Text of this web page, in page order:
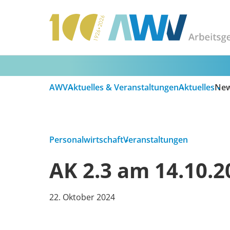
AWVAktuelles & VeranstaltungenAktuelles
PersonalwirtschaftVeranstaltungen
AK 2.3 am
22. Oktober 2024